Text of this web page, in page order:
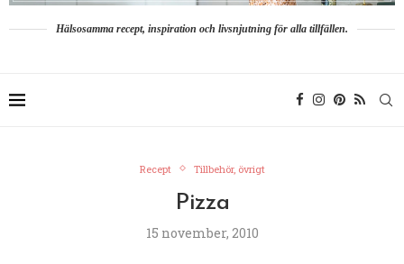
Hälsosamma recept, inspiration och livsnjutning för alla tillfällen.
Recept Tillbehör, övrigt
Pizza
15 november, 2010